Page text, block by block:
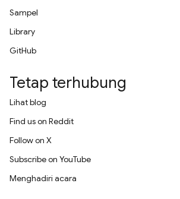
Sampel
Library
GitHub
Tetap terhubung
Lihat blog
Find us on Reddit
Follow on X
Subscribe on YouTube
Menghadiri acara